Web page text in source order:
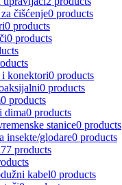
čišćenje0 products
0 products
0 products
konektori0 products
0 products
0 products
dima0 products
stanice0 products
insekte/glodare0 products
77 products
kabel0 products